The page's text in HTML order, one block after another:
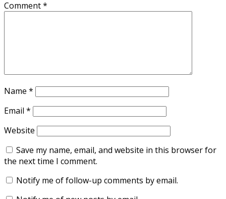
Comment*
Name *
Email *
Website
Save my name, email, and website in this browser for
the next time I comment.
Notify me of follow-up comments by email.